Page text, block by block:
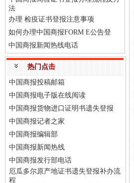
法
办理 检疫证书登报注意事项
如何办理中国商报FORM E公告登
中国商报新闻热线电话
热门点击
中国商报投稿邮箱
中国商报电子版在线阅读
中国商报货物进口证明书遗失登报
中国商报记者之家
中国商报编辑部
中国商报新闻热线
中国商报发行部电话
厄瓜多尔原产地证书遗失登报补办流
程